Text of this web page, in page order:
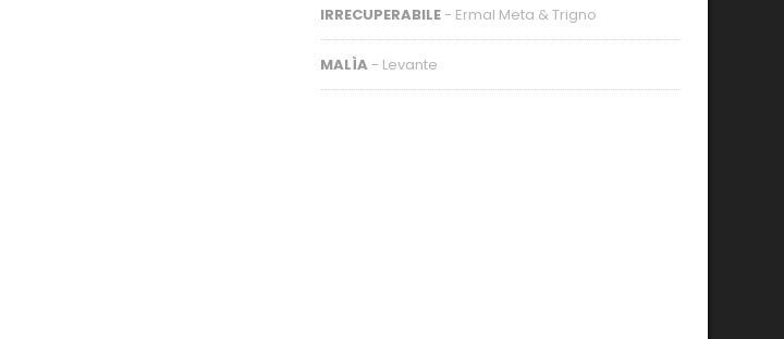
IRRECUPERABILE - Ermal Meta & Trigno
MALÌA - Levante